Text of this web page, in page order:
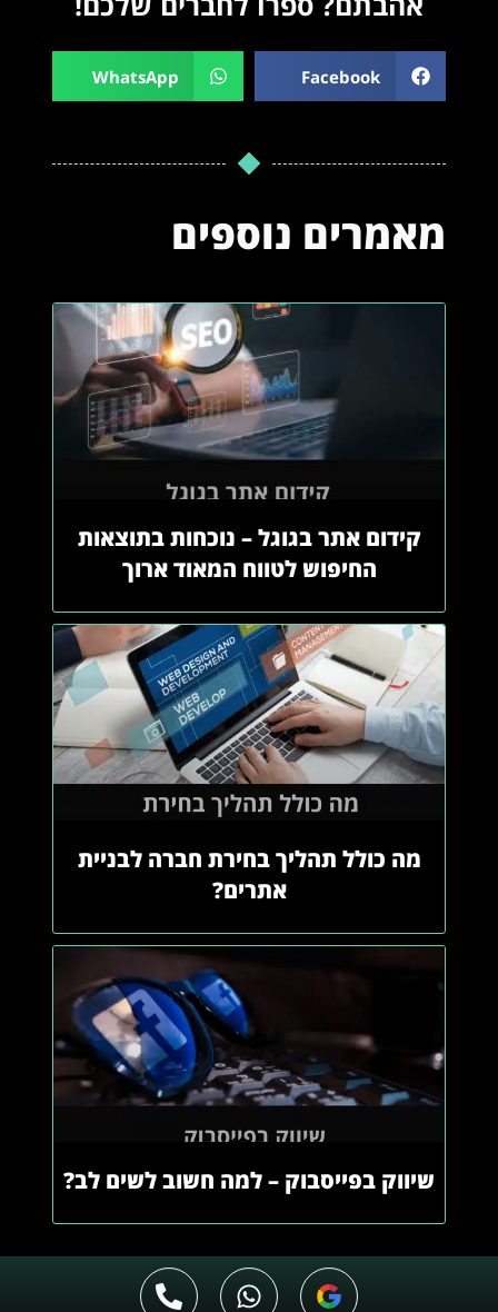
Facebook
WhatsApp
מאמרים נוספים
קידום אתר בגוגל – נוכחות בתוצאות
החיפוש לטווח המאוד ארוך
מה כולל תהליך בחירת חברה לבניית
אתרים?
שיווק בפייסבוק – למה חשוב לשים לב?